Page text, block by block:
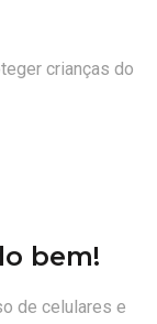
crianças do
bem!
de celulares e